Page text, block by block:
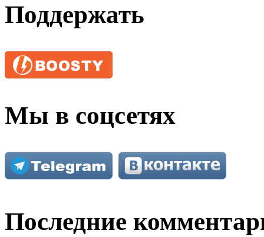
Поддержать
Мы в соцсетях
Последние